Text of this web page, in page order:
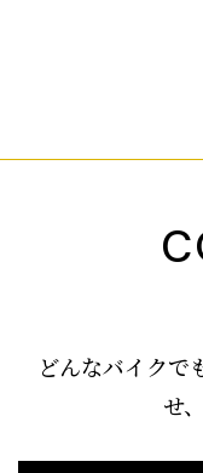
どんなバイクで
せ